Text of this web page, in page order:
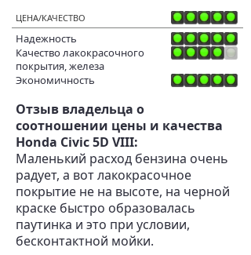
ЦЕНА/КАЧЕСТВО
Надежность
Качество лакокрасочного
покрытия, железа
Экономичность
Отзыв владельца о
соотношении цены и качества
Honda Civic 5D VIII:
Маленький расход бензина очень
радует, а вот лакокрасочное
покрытие не на высоте, на черной
краске быстро образовалась
паутинка и это при условии,
бесконтактной мойки.